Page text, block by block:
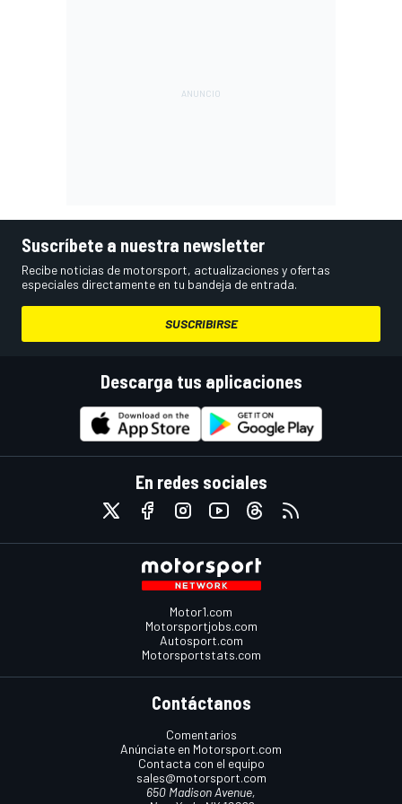
Suscríbete a nuestra newsletter
Recibe noticias de motorsport, actualizaciones y ofertas
especiales directamente en tu bandeja de entrada.
SUSCRIBIRSE
Descarga tus aplicaciones
En redes sociales
Motor1.com
Motorsportjobs.com
Autosport.com
Motorsportstats.com
Contáctanos
Comentarios
Anúnciate en Motorsport.com
Contacta con el equipo
sales@motorsport.com
650 Madison Avenue,